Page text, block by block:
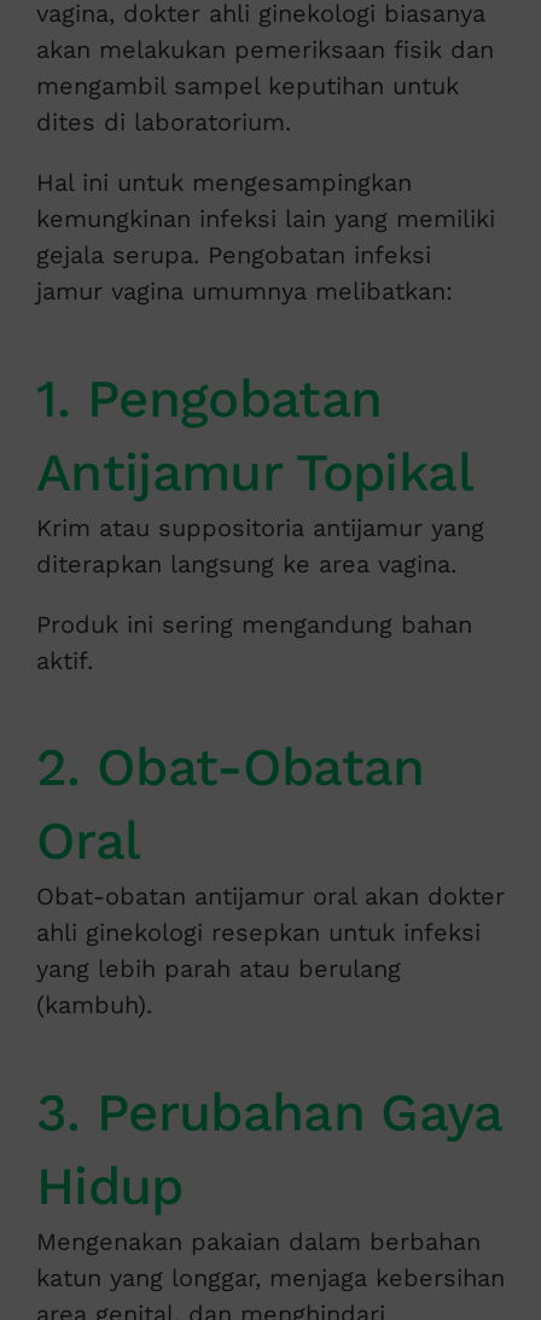
vagina, dokter ahli ginekologi biasanya
akan melakukan pemeriksaan fisik dan
mengambil sampel keputihan untuk
dites di laboratorium.
Hal ini untuk mengesampingkan
kemungkinan infeksi lain yang memiliki
gejala serupa. Pengobatan infeksi
jamur vagina umumnya melibatkan:
1. Pengobatan
Antijamur Topikal
Krim atau suppositoria antijamur yang
diterapkan langsung ke area vagina.
Produk ini sering mengandung bahan
aktif.
2. Obat-Obatan
Oral
Obat-obatan antijamur oral akan dokter
ahli ginekologi resepkan untuk infeksi
yang lebih parah atau berulang
(kambuh).
3. Perubahan Gaya
Hidup
Mengenakan pakaian dalam berbahan
katun yang longgar, menjaga kebersihan
area genital, dan menghindari